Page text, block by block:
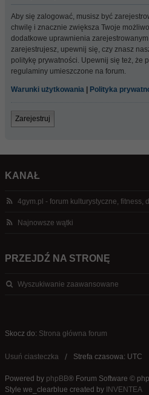
Aby się zalogować, musisz być
chwilę i znacznie zwiększa Twoje
dodatkowe uprawnienia
zarejestrujesz, upewnij się, czy znasz
politykę prywatności. Upewnij się też, że
regulaminy umieszczone na forum.
Warunki użytkowania Polityka
Zarejestruj
KANAŁ
4gym.pl - forum kulturystyczne, fitness,
Najnowsze wątki
PRZEJDŹ NA STRONĘ
Wyszukiwanie zaawansowane
Skocz do: Strona główna forum
Usuń ciasteczka Strefa czasowa: UTC
Powered by phpBB® Forum Software ©
Style we_clearblue created by INVENTEA